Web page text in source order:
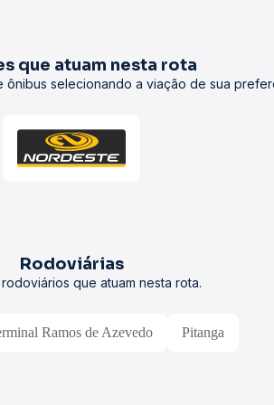
que atuam nesta rota
ônibus selecionando a viação de sua
Rodoviárias
rodoviários que atuam nesta rota.
Ramos de Azevedo Pitanga